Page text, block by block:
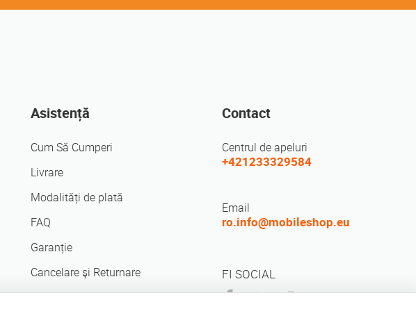
Asistență
Cum Să Cumperi
Livrare
Modalități de plată
FAQ
Garanție
Cancelare şi Returnare
Contact
Centrul de apeluri
+421233329584
Email
ro.info@mobileshop.eu
FI SOCIAL